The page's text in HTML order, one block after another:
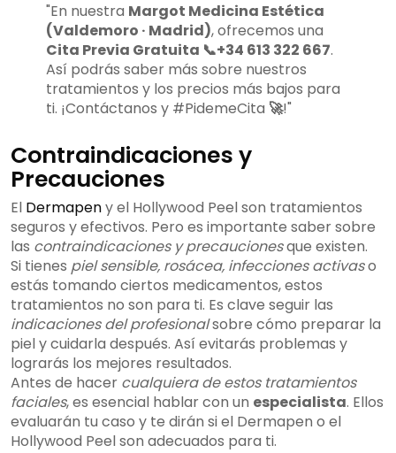
"En nuestra Margot Medicina Estética
(Valdemoro · Madrid), ofrecemos una
Cita Previa Gratuita 📞+34 613 322 667.
Así podrás saber más sobre nuestros
tratamientos y los precios más bajos para
ti. ¡Contáctanos y #PidemeCita 🚀!"
Contraindicaciones y
Precauciones
El Dermapeny el Hollywood Peel son tratamientos
seguros y efectivos. Pero es importante saber sobre
las contraindicaciones y precaucionesque existen.
Si tienes piel sensible, rosácea, infecciones activaso
estás tomando ciertos medicamentos, estos
tratamientos no son para ti. Es clave seguir las
indicaciones del profesionalsobre cómo preparar la
piel y cuidarla después. Así evitarás problemas y
lograrás los mejores resultados.
Antes de hacer cualquiera de estos tratamientos
faciales, es esencial hablar con un especialista. Ellos
evaluarán tu caso y te dirán si el Dermapen o el
Hollywood Peel son adecuados para ti.